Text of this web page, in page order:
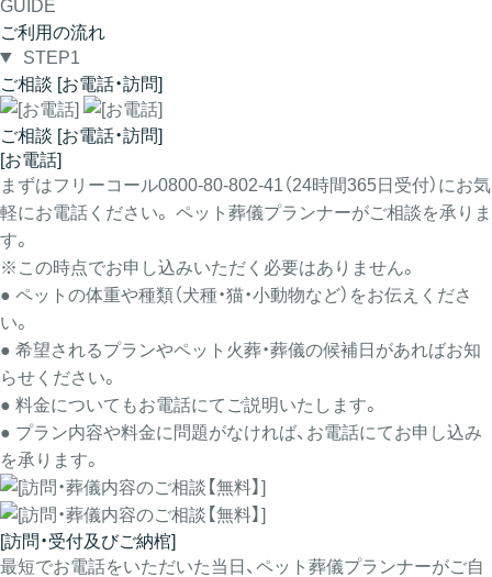
GUIDE
ご利用の流れ
STEP1
ご相談 [お電話・訪問]
ご相談 [お電話・訪問]
[お電話]
まずはフリーコール0800-80-802-41（24時間365日受付）にお気
軽にお電話ください。 ペット葬儀プランナーがご相談を承りま
す。
※この時点でお申し込みいただく必要はありません。
● ペットの体重や種類（犬種・猫・小動物など）をお伝えくださ
い。
● 希望されるプランやペット火葬・葬儀の候補日があればお知
らせください。
● 料金についてもお電話にてご説明いたします。
● プラン内容や料金に問題がなければ、お電話にてお申し込み
を承ります。
[訪問・受付及びご納棺]
最短でお電話をいただいた当日、ペット葬儀プランナーがご自